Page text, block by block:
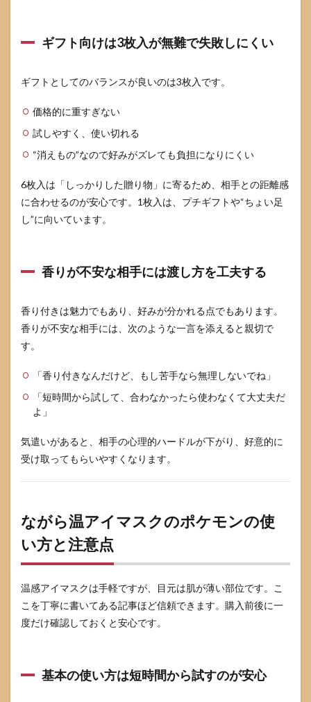
ギフト向けは3枚入が無難で失敗しにくい
ギフトとしてのバランスが良いのは3枚入です。
価格的に重すぎない
試しやすく、使い切れる
“消えもの”なので好みがズレても負担になりにくい
6枚入は「しっかりした贈り物」に寄るため、相手との距離感
に合わせるのが安心です。1枚入は、プチギフトや“ちょい足
し”に向いています。
香りが不安な相手には渡し方を工夫する
香り付きは魅力でもあり、好みが分かれる点でもあります。
香りが不安な相手には、次のような一言を添えると親切で
す。
「香り付きなんだけど、もし苦手なら無理しないでね」
「短時間から試して、合わなかったら使わなくて大丈夫だ
よ」
気遣いがあると、相手の心理的ハードルが下がり、好意的に
受け取ってもらいやすくなります。
ながら温アイマスクのポケモンの使
い方と注意点
温感アイマスクは手軽ですが、目元は肌が薄い部位です。こ
こを丁寧に書いてある記事ほど信頼できます。購入前後に一
度だけ確認しておくと安心です。
基本の使い方は短時間から試すのが安心